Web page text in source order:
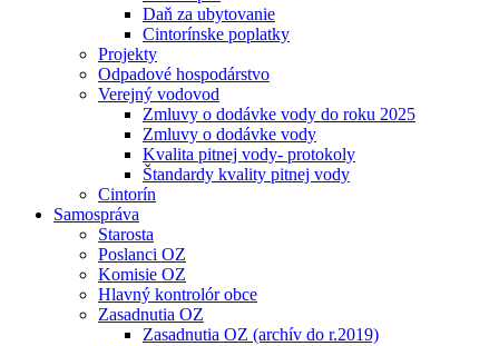
Daň za ubytovanie
Cintorínske poplatky
Projekty
Odpadové hospodárstvo
Verejný vodovod
Zmluvy o dodávke vody do roku 2025
Zmluvy o dodávke vody
Kvalita pitnej vody- protokoly
Štandardy kvality pitnej vody
Cintorín
Samospráva
Starosta
Poslanci OZ
Komisie OZ
Hlavný kontrolór obce
Zasadnutia OZ
Zasadnutia OZ (archív do r.2019)